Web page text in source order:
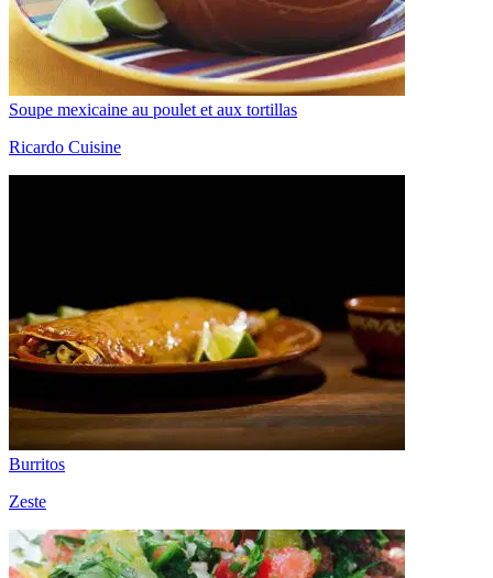
Soupe mexicaine au poulet et aux tortillas
Ricardo Cuisine
Burritos
Zeste